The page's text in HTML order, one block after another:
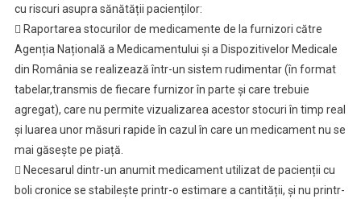
cu riscuri asupra sănătății pacienților:
 Raportarea stocurilor de medicamente de la furnizori către
Agenția Națională a Medicamentului și a Dispozitivelor Medicale
din România se realizează într-un sistem rudimentar (în format
tabelar,transmis de fiecare furnizor în parte și care trebuie
agregat), care nu permite vizualizarea acestor stocuri în timp real
și luarea unor măsuri rapide în cazul în care un medicament nu se
mai găsește pe piață.
 Necesarul dintr-un anumit medicament utilizat de pacienții cu
boli cronice se stabilește printr-o estimare a cantității, și nu printr-